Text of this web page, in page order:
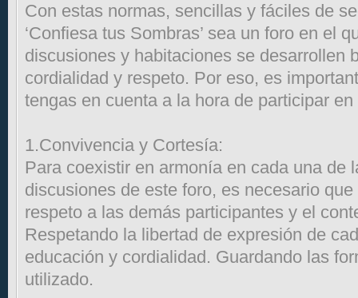
Con estas normas, sencillas y fáciles de
‘Confiesa tus Sombras’ sea un foro en el
discusiones y habitaciones se desarrollen
cordialidad y respeto. Por eso, es
tengas en cuenta a la hora de participar en
1.Convivencia y Cortesía:
Para coexistir en armonía en cada una de
discusiones de este foro, es necesario
respeto a las demás participantes y el
Respetando la libertad de expresión de
educación y cordialidad. Guardando las
utilizado.